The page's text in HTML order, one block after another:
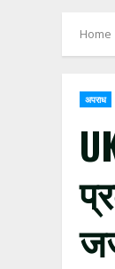
Home
अपराध